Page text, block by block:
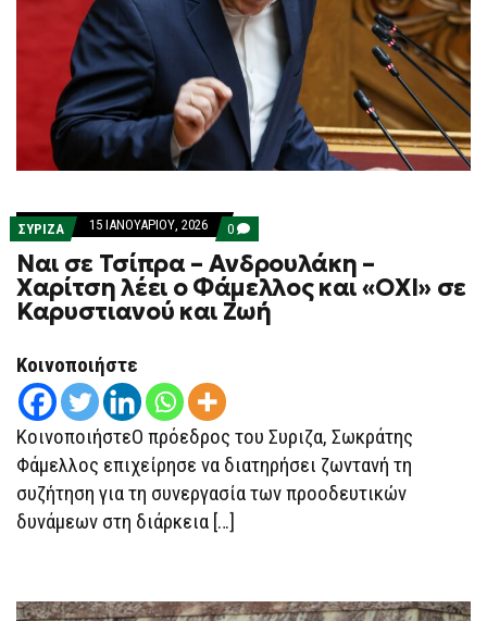
ΣΥΡΙΖΑ 15 ΙΑΝΟΥΑΡΊΟΥ, 2026 0 COMMENTS
ON
ΝΑΙ
ΣΕ
ΤΣΊΠΡΑ
–
ΑΝΔΡΟΥΛΆΚΗ
«ΟΧΙ»
ΚΑΡΥΣΤΙΑΝΟΎ
ΚΑΙ
ΖΩΉ
Ναι σε Τσίπρα – Ανδρουλάκη –
Χαρίτση λέει ο Φάμελλος και «ΟΧΙ» σε
Καρυστιανού και Ζωή
Κοινοποιήστε
ΚοινοποιήστεΟ πρόεδρος του Συριζα, Σωκράτης
Φάμελλος επιχείρησε να διατηρήσει ζωντανή τη
συζήτηση για τη συνεργασία των προοδευτικών
δυνάμεων στη διάρκεια […]